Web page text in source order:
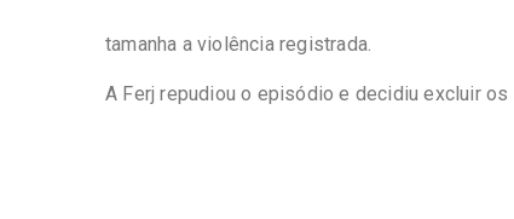
tamanha a violência registrada.
A Ferj repudiou o episódio e decidiu excluir